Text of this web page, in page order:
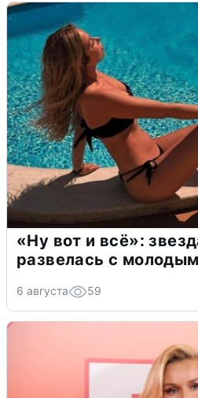
«Ну вот и всё»:
развелась с
6 августа 59